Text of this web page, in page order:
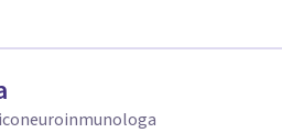
o apoyo que necesites.
parte de tu camino hacia una